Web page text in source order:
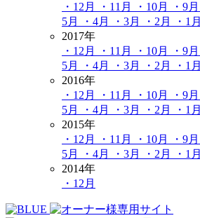
・12月
・11月 ・10月 ・9月
5月
・4月 ・3月 ・2月
・1月
2017年
・12月
・11月 ・10月 ・9月
5月
・4月 ・3月 ・2月
・1月
2016年
・12月
・11月 ・10月 ・9月
5月
・4月 ・3月 ・2月
・1月
2015年
・12月
・11月 ・10月 ・9月
5月
・4月 ・3月 ・2月
・1月
2014年
・12月